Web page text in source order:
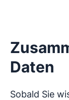
Daten
Sobald Sie